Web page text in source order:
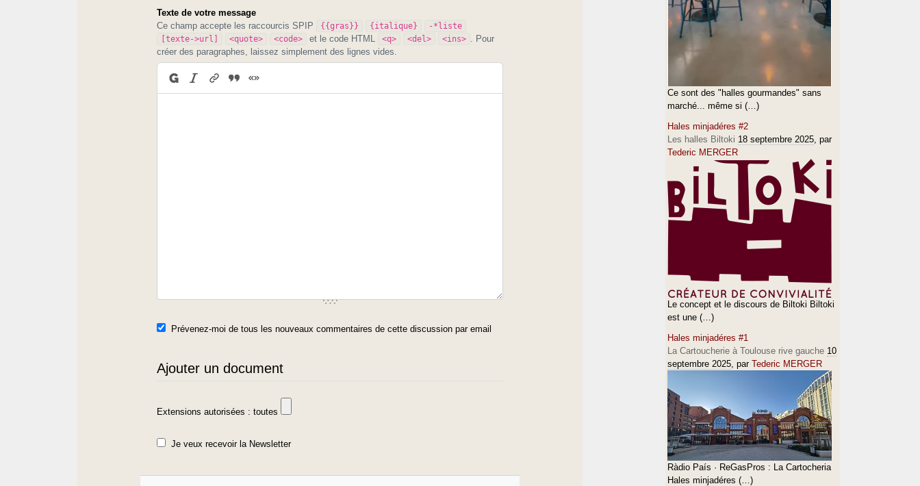
Texte de votre message
Ce champ accepte les raccourcis SPIP
{{gras}} {italique}
-*liste
[texte->url]
<quote> <code> et le code HTML <q> <del> <ins> . Pour
créer des paragraphes, laissez simplement des lignes vides.
Prévenez-moi de tous les nouveaux commentaires de cette discussion par email
Ajouter un document
Extensions autorisées : toutes
Je veux recevoir la Newsletter
Ce sont des "halles gourmandes" sans
marché... même si (…)
Hales minjadéres #2
Les halles Biltoki 18 septembre 2025, par
Tederic MERGER
Le concept et le discours de Biltoki Biltoki
est une (…)
Hales minjadéres #1
La Cartoucherie à Toulouse rive gauche 10
septembre 2025, par Tederic MERGER
Ràdio País · ReGasPros : La Cartocheria
Hales minjadéres (…)